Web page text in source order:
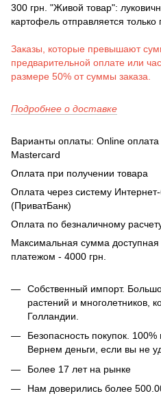
300 грн. "Живой товар":
картофель отправляется только
Заказы, которые превышают
предварительной оплате или
размере 50% от суммы заказа.
Подробнее о доставке
Варианты оплаты: Online оплата
Mastercard
Оплата при получении товара
Оплата через систему
(ПриватБанк)
Оплата по безналичному
Максимальная сумма
платежом - 4000 грн.
Собственный импорт.
растений и многолетников,
Голландии.
Безопасность покупок. 100%
Вернем деньги, если вы не
Более 17 лет на рынке
Нам доверились более